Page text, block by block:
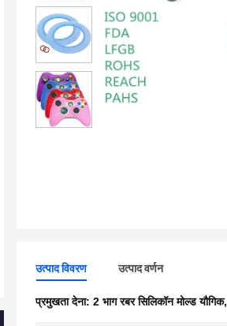
उत्पाद विवरण उत्पाद वर्णन
प्रमुखता देना: 2 भाग रबर सिलिकॉन मोल्ड यौगिक,